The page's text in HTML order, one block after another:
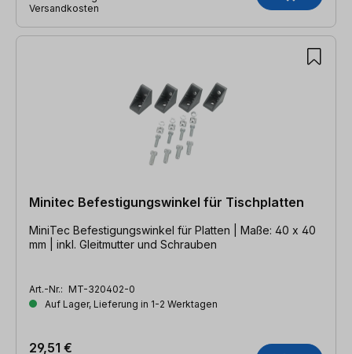
Versandkosten
Minitec Befestigungswinkel für Tischplatten
MiniTec Befestigungswinkel für Platten | Maße: 40 x 40
mm | inkl. Gleitmutter und Schrauben
Art.-Nr.: MT-320402-0
Auf Lager, Lieferung in 1-2 Werktagen
29,51 €